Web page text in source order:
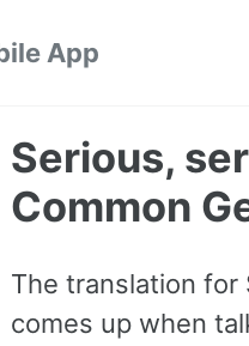
App
Serious,
Common
The translation for
comes up when